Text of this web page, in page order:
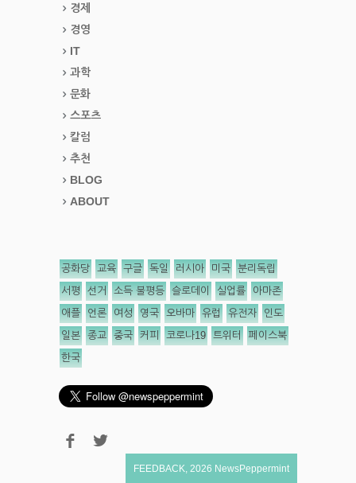
경제
경영
IT
과학
문화
스포츠
칼럼
추천
BLOG
ABOUT
공화당 교육 구글 독일 러시아 미국 분리독립
서평 선거 소득 불평등 슬로데이 실업률 아마존
애플 언론 여성 영국 오바마 유럽 유전자 인도
일본 종교 중국 커피 코로나19 트위터 페이스북
한국
FEEDBACK 2026 NewsPeppermint